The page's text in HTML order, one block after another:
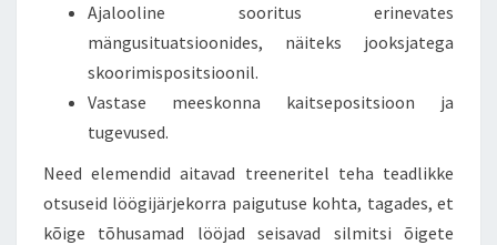
Ajalooline sooritus erinevates
mängusituatsioonides, näiteks jooksjatega
skoorimispositsioonil.
Vastase meeskonna kaitsepositsioon ja
tugevused.
Need elemendid aitavad treeneritel teha teadlikke
otsuseid löögijärjekorra paigutuse kohta, tagades, et
kõige tõhusamad lööjad seisavad silmitsi õigete